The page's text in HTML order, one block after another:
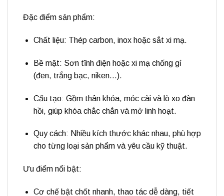
Đặc điểm sản phẩm:
Chất liệu: Thép carbon, inox hoặc sắt xi mạ.
Bề mặt: Sơn tĩnh điện hoặc xi mạ chống gỉ
(đen, trắng bạc, niken…).
Cấu tạo: Gồm thân khóa, móc cài và lò xo đàn
hồi, giúp khóa chắc chắn và mở linh hoạt.
Quy cách: Nhiều kích thước khác nhau, phù hợp
cho từng loại sản phẩm và yêu cầu kỹ thuật.
Ưu điểm nổi bật:
Cơ chế bật chốt nhanh, thao tác dễ dàng, tiết